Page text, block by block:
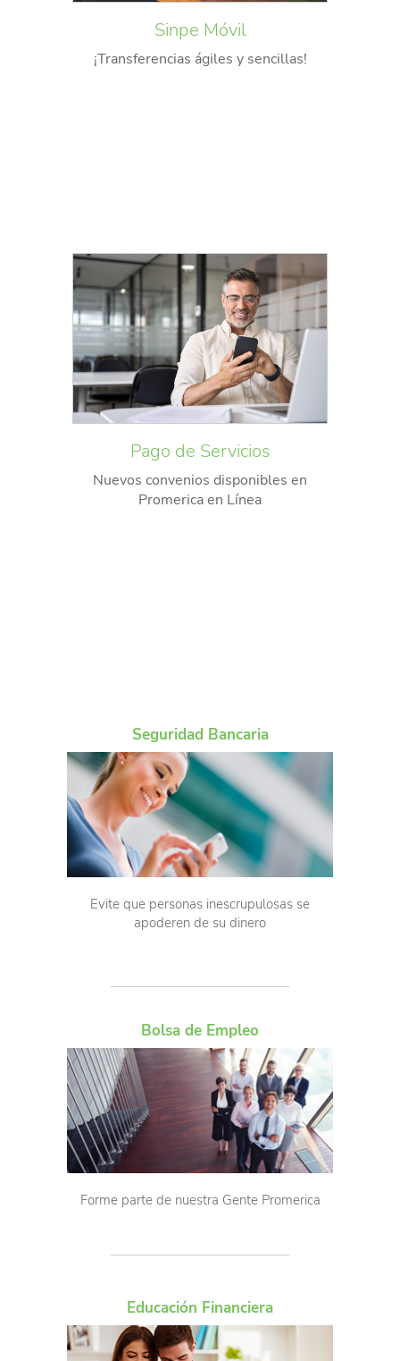
Sinpe Móvil
¡Transferencias ágiles y sencillas!
Pago de Servicios
Nuevos convenios disponibles en
Promerica en Línea
Seguridad Bancaria
Evite que personas inescrupulosas se
apoderen de su dinero
Bolsa de Empleo
Forme parte de nuestra Gente Promerica
Educación Financiera